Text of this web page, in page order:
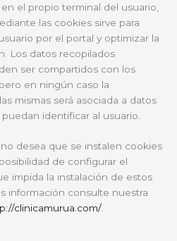
el propio terminal del usuario,
las cookies sirve para
por el portal y optimizar la
Los datos recopilados
ser compartidos con los
en ningún caso la
mismas será asociada a datos
identificar al usuario.
desea que se instalen cookies
de configurar el
impida la instalación de estos
información consulte nuestra
clinicamurua.com/.